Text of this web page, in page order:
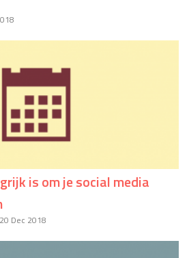
is om je social media
Dec 2018